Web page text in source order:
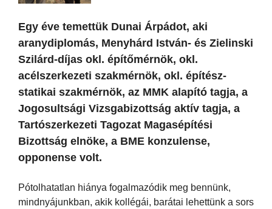
Egy éve temettük Dunai Árpádot, aki
aranydiplomás, Menyhárd István- és Zielinski
Szilárd-díjas okl. építőmérnök, okl.
acélszerkezeti szakmérnök, okl. építész-
statikai szakmérnök, az MMK alapító tagja, a
Jogosultsági Vizsgabizottság aktív tagja, a
Tartószerkezeti Tagozat Magasépítési
Bizottság elnöke, a BME konzulense,
opponense volt.
Pótolhatatlan hiánya fogalmazódik meg bennünk,
mindnyájunkban, akik kollégái, barátai lehettünk a sors